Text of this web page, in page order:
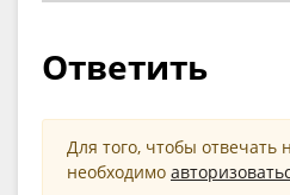
Ответить
Для того, чтобы отвечать
необходимо